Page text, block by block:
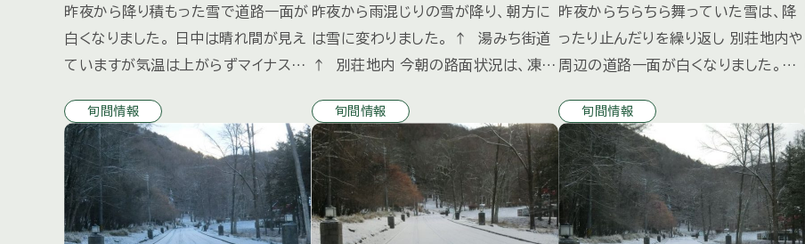
昨夜から降り積もった雪で道路一面が
白くなりました。 日中は晴れ間が見え
ていますが気温は上がらずマイナスの
内 除雪後の雪で駐車場に入りづらい
場合もございます。 ご来荘の際は管理
センタ […]
旬間情報
昨夜から雨混じりの雪が降り、朝方に
は雪に変わりました。 ↑ 湯みち街道
↑ 別荘地内 今朝の路面状況は、凍結
箇所がありました。 日中は気温が上が
り道路上の雪は融けてきておりますが
夜に […]
旬間情報
昨夜からちらちら舞っていた雪は、降
ったり止んだりを繰り返し 別荘地内や
周辺の道路一面が白くなりました。
く強風で雪煙が舞い上がり、視界が悪
い状況が ございますので車の走行・歩
行等充分に […]
旬間情報